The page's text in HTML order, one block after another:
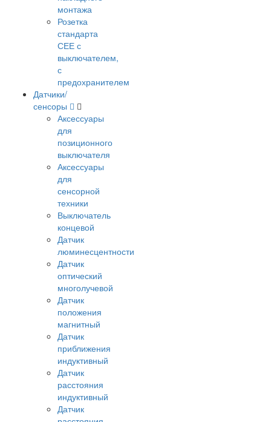
монтажа
Розетка
стандарта
СЕЕ с
выключателем,
с
предохранителем
Датчики/
сенсоры
Аксессуары
для
позиционного
выключателя
Аксессуары
для
сенсорной
техники
Выключатель
концевой
Датчик
люминесцентности
Датчик
оптический
многолучевой
Датчик
положения
магнитный
Датчик
приближения
индуктивный
Датчик
расстояния
индуктивный
Датчик